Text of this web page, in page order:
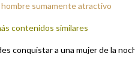
sumamente atractivo
contenidos similares
conquistar a una mujer de la